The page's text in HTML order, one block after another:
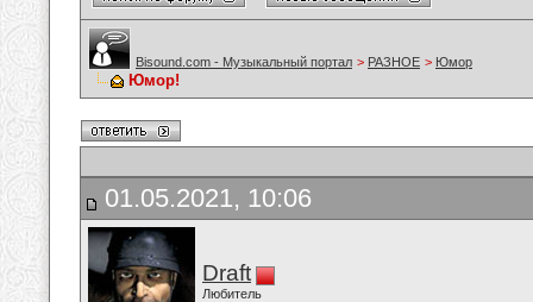
Bisound.com - Музыкальный портал > РАЗНОЕ > Юмор
Юмор!
01.05.2021, 10:06
Draft
Любитель